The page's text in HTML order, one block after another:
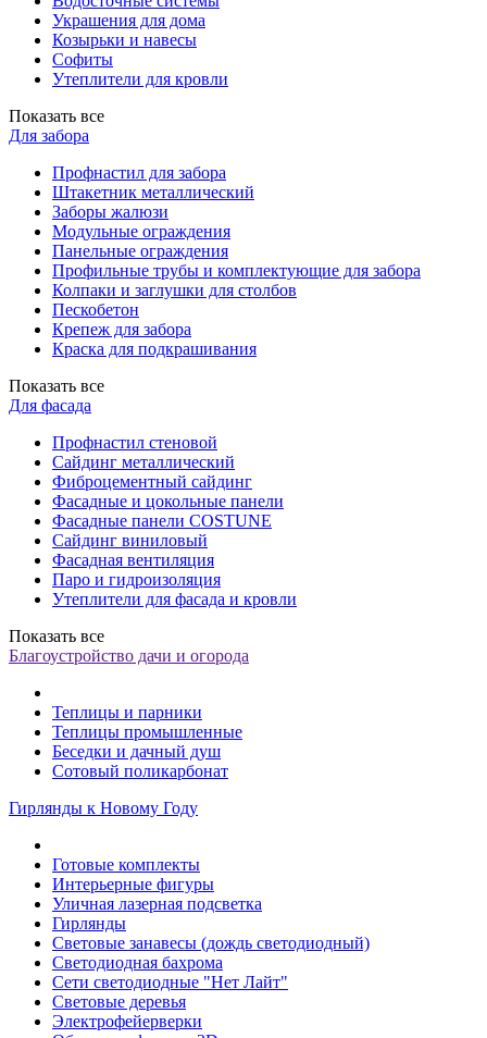
Украшения для дома
Козырьки и навесы
Софиты
Утеплители для кровли
Показать все
Для забора
Профнастил для забора
Штакетник металлический
Заборы жалюзи
Модульные ограждения
Панельные ограждения
Профильные трубы и комплектующие для забора
Колпаки и заглушки для столбов
Пескобетон
Крепеж для забора
Краска для подкрашивания
Показать все
Для фасада
Профнастил стеновой
Сайдинг металлический
Фиброцементный сайдинг
Фасадные и цокольные панели
Фасадные панели COSTUNE
Сайдинг виниловый
Фасадная вентиляция
Паро и гидроизоляция
Утеплители для фасада и кровли
Показать все
Благоустройство дачи и огорода
Теплицы и парники
Теплицы промышленные
Беседки и дачный душ
Сотовый поликарбонат
Гирлянды к Новому Году
Готовые комплекты
Интерьерные фигуры
Уличная лазерная подсветка
Гирлянды
Световые занавесы (дождь светодиодный)
Светодиодная бахрома
Сети светодиодные "Нет Лайт"
Световые деревья
Электрофейерверки